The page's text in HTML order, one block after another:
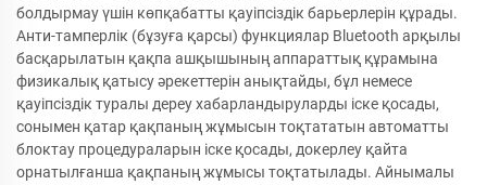
болдырмау үшін көпқабатты қауіпсіздік барьерлерін құрады.
Анти-тамперлік (бұзуға қарсы) функциялар Bluetooth арқылы
басқарылатын қақпа ашқышының аппараттық құрамына
физикалық қатысу әрекеттерін анықтайды, бұл немесе
қауіпсіздік туралы дереу хабарландыруларды іске қосады,
сонымен қатар қақпаның жұмысын тоқтататын автоматты
блоктау процедураларын іске қосады, докерлеу қайта
орнатылғанша қақпаның жұмысы тоқтатылады. Айнымалы